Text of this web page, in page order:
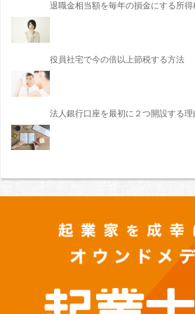
退職金相当額を毎年の損金にする所
役員社宅で今の倍以上節税する方法
法人銀行口座を最初に２つ開設する